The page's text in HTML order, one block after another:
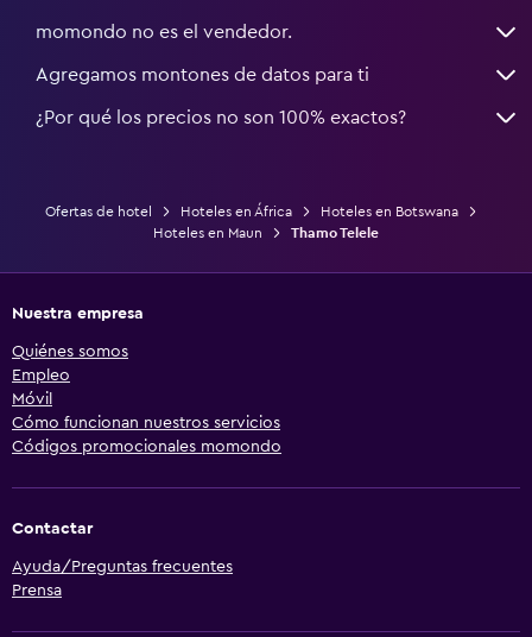
momondo no es el vendedor.
Agregamos montones de datos para ti
¿Por qué los precios no son 100% exactos?
Ofertas de hotel Hoteles en África
Hoteles en Botswana
Hoteles en Maun
Thamo Telele
Nuestra empresa
Quiénes somos
Empleo
Móvil
Cómo funcionan nuestros servicios
Códigos promocionales momondo
Contactar
Ayuda/Preguntas frecuentes
Prensa